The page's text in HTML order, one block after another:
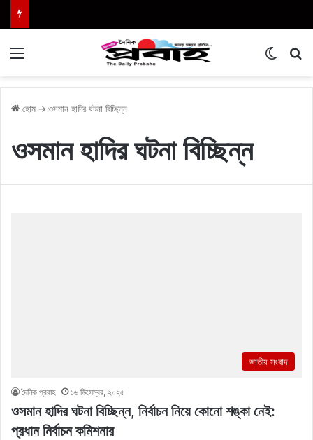
হোম → ওসমান হাদির ঘটনা বিচ্ছিন্ন
ওসমান হাদির ঘটনা বিচ্ছিন্ন
জাতীয় সংবাদ
দৈনিক প্রবাহ ১৬ ডিসেম্বর, ২০২৫
ওসমান হাদির ঘটনা বিচ্ছিন্ন, নির্বাচন নিয়ে কোনো শঙ্কা নেই:
প্রধান নির্বাচন কমিশনার